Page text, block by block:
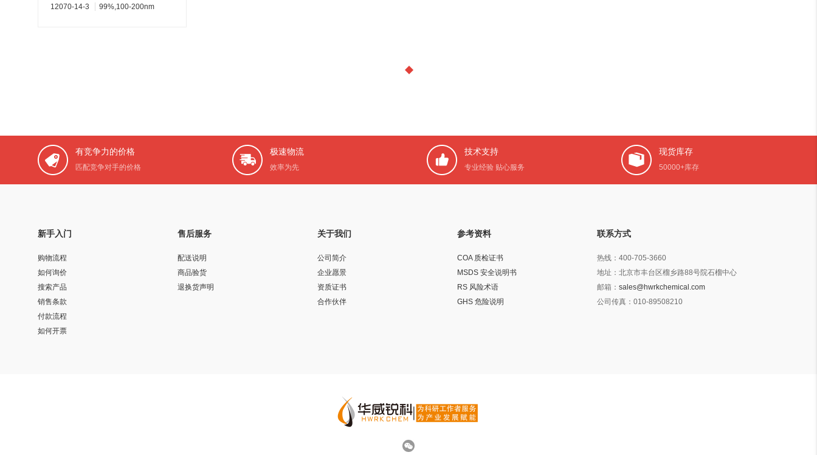
12070-14-3 99%,100-200nm
有竞争力的价格
匹配竞争对手的价格
极速物流
效率为先
技术支持
专业经验 贴心服务
现货库存
50000+库存
新手入门
购物流程
如何询价
搜索产品
销售条款
付款流程
如何开票
售后服务
配送说明
商品验货
退换货声明
关于我们
公司简介
企业愿景
资质证书
合作伙伴
参考资料
COA 质检证书
MSDS 安全说明书
RS 风险术语
GHS 危险说明
联系方式
热线： 400-705-3660
地址： 北京市丰台区榴乡路88号院石榴中心
邮箱： sales@hwrkchemical.com
公司传真： 010-89508210